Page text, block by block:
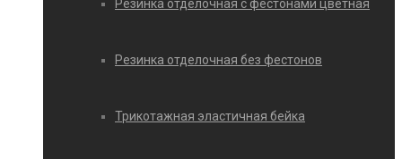
Резинка отделочная с фестонами цветная
Резинка отделочная без фестонов
Трикотажная эластичная бейка